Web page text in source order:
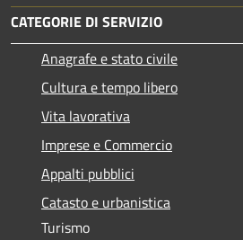
CATEGORIE DI SERVIZIO
Anagrafe e stato civile
Cultura e tempo libero
Vita lavorativa
Imprese e Commercio
Appalti pubblici
Catasto e urbanistica
Turismo